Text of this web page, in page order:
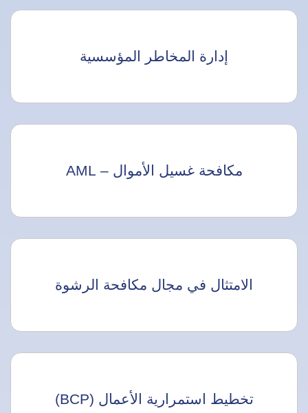
إدارة المخاطر المؤسسية
مكافحة غسيل الأموال – AML
الامتثال في مجال مكافحة الرشوة
تخطيط استمرارية الأعمال (BCP)